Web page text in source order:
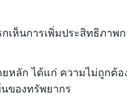
เห็นการเพิ่มประสิทธิภาพ
หลัก ได้แก่ ความไม่ถูกต้
ของทรัพยากร